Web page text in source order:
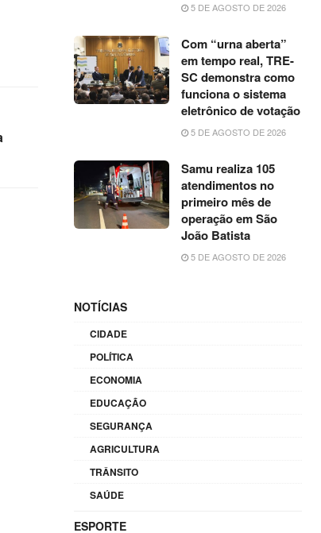
5 DE AGOSTO DE 2026
Com “urna aberta”
em tempo real, TRE-
SC demonstra como
funciona o sistema
eletrônico de votação
5 DE AGOSTO DE 2026
Samu realiza 105
atendimentos no
primeiro mês de
operação em São
João Batista
5 DE AGOSTO DE 2026
NOTÍCIAS
CIDADE
POLÍTICA
ECONOMIA
EDUCAÇÃO
SEGURANÇA
AGRICULTURA
TRÂNSITO
SAÚDE
ESPORTE